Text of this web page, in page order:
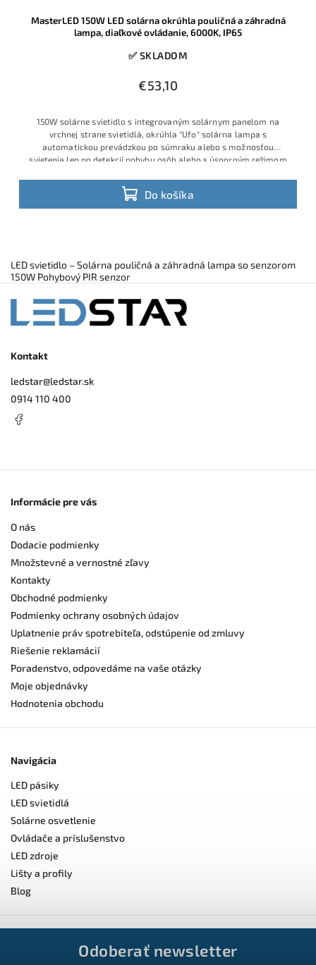
MasterLED 150W LED solárna okrúhla pouličná a záhradná
lampa, diaľkové ovládanie, 6000K, IP65
✅ SKLADOM
€53,10
Do košíka
150W solárne svietidlo s integrovaným solárnym panelom na
vrchnej strane svietidlá, okrúhla "Ufo" solárna lampa s
automatickou prevádzkou po súmraku alebo s možnosťou
svietenia len po detekcií pohybu osôb alebo s úsporným režimom
LED svietidlo – Solárna pouličná a záhradná lampa so senzorom
150W Pohybový PIR senzor
Kontakt
ledstar@ledstar.sk
0914 110 400
Informácie pre vás
O nás
Dodacie podmienky
Množstevné a vernostné zľavy
Kontakty
Obchodné podmienky
Podmienky ochrany osobných údajov
Uplatnenie práv spotrebiteľa, odstúpenie od zmluvy
Riešenie reklamácií
Poradenstvo, odpovedáme na vaše otázky
Moje objednávky
Hodnotenia obchodu
Navigácia
LED pásiky
LED svietidlá
Solárne osvetlenie
Ovládače a príslušenstvo
LED zdroje
Lišty a profily
Blog
Odoberať newsletter